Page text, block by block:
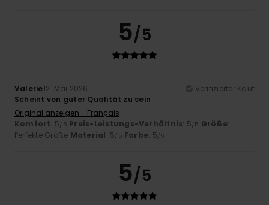
5/5
Valerie12. Mai 2026
Verifizierter Kauf
Scheint von guter Qualität zu sein
Original anzeigen - Français
Komfort: 5 /5 Preis-Leistungs-Verhältnis: 5 /5 Größe:
Perfekte Größe Material: 5 /5 Farbe: 5 /5
5/5